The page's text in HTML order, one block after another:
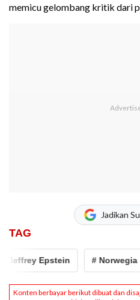
memicu gelombang kritik dari
Jadikan
TAG
Jeffrey Epstein # Norwegia